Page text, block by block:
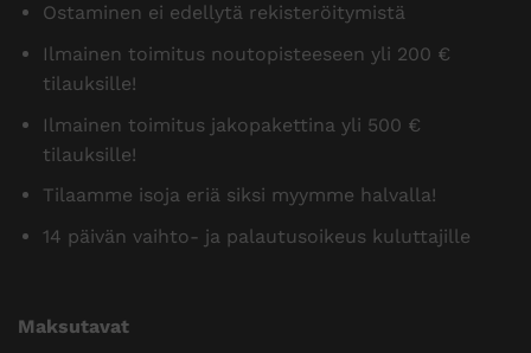
Ostaminen ei edellytä rekisteröitymistä
Ilmainen toimitus noutopisteeseen yli 200 €
tilauksille!
Ilmainen toimitus jakopakettina yli 500 €
tilauksille!
Tilaamme isoja eriä siksi myymme halvalla!
14 päivän vaihto- ja palautusoikeus kuluttajille
Maksutavat